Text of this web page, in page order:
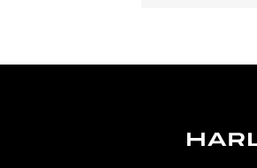
Positie op de
In de doos: